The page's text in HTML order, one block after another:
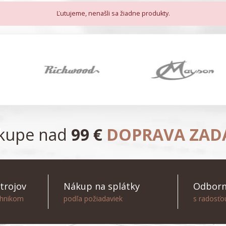
Ľutujeme, nenašli sa žiadne produkty.
nad 99 € DOPRAVA
Nákup na splátky
podľa požiadaviek s